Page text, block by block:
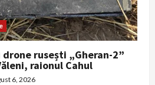
rusești „Gheran-2”
raionul Cahul
6, 2026